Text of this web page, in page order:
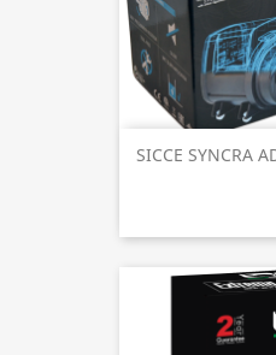
SICCE SYNCRA